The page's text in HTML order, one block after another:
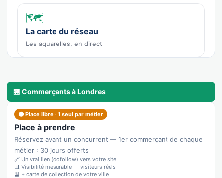
🗺️
La carte du réseau
Les aquarelles, en direct
🏪 Commerçants à Londres
🟠 Place libre · 1 seul par métier
Place à prendre
Réservez avant un concurrent — 1er commerçant de chaque
métier : 30 jours offerts
🔗 Un vrai lien (dofollow) vers votre site
📊 Visibilité mesurable — visiteurs réels
🎴 + carte de collection de votre ville